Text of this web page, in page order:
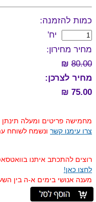
כמות להזמנה:
יח'
מחיר מחירון:
80.00
₪
מחיר לצרכן:
75.00 ₪
מחמישה פריטים ומעלה
צרו עימנו קשר ונשמח לשוחח
רוצים להתכתב איתנו
לחצו כאן!
מענה אנושי בימים א-ה בין השעות